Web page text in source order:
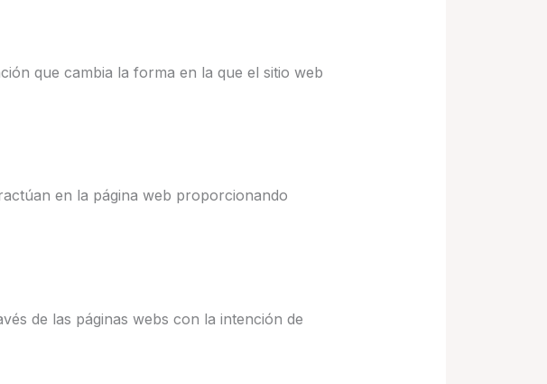
que cambia la forma en la que el sitio web
en la página web proporcionando
de las páginas webs con la intención de